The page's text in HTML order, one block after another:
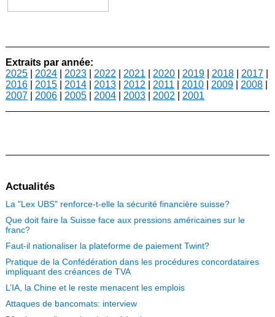
Extraits par année:
2025| 2024| 2023| 2022 2021 2020| 2019| 2018| 2017|
2016| 2015| 2014| 2013| 2012 2011 2010| 2009| 2008|
2007| 2006| 2005| 2004| 2003| 2002 2001
Actualités
La "Lex UBS" renforce-t-elle la sécurité financière suisse?
Que doit faire la Suisse face aux pressions américaines sur le
franc?
Faut-il nationaliser la plateforme de paiement Twint?
Pratique de la Confédération dans les procédures concordataires
impliquant des créances de TVA
L’IA, la Chine et le reste menacent les emplois
Attaques de bancomats: interview